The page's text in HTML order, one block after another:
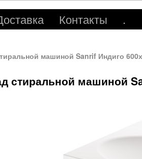
Контакты .
машиной Sanrif Индиго
стиральной машиной